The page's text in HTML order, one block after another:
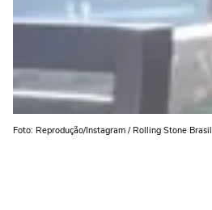
Foto: Reprodução/Instagram / Rolling Stone Brasil